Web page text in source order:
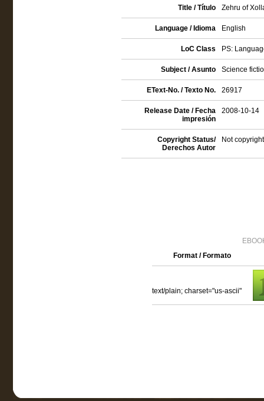
Title / Título Zehru of
Language / Idioma English
LoC Class PS:
Subject / Asunto Science
EText-No. / Texto No. 26917
Release Date / Fecha
impresión
2008-10-14
Copyright Status/
Derechos Autor
Not
Format / Formato
text/plain; charset="us-ascii"